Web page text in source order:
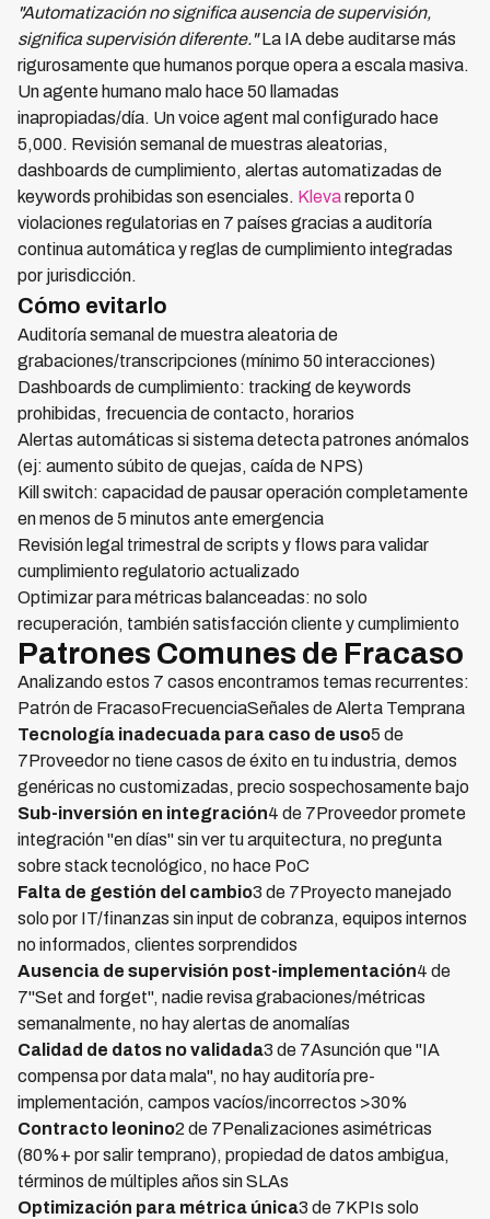
"Automatización no significa ausencia de supervisión,
significa supervisión diferente."La IA debe auditarse más
rigurosamente que humanos porque opera a escala masiva.
Un agente humano malo hace 50 llamadas
inapropiadas/día. Un voice agent mal configurado hace
5,000. Revisión semanal de muestras aleatorias,
dashboards de cumplimiento, alertas automatizadas de
keywords prohibidas son esenciales. Klevareporta 0
violaciones regulatorias en 7 países gracias a auditoría
continua automática y reglas de cumplimiento integradas
por jurisdicción.
Cómo evitarlo
Auditoría semanal de muestra aleatoria de
grabaciones/transcripciones (mínimo 50 interacciones)
Dashboards de cumplimiento: tracking de keywords
prohibidas, frecuencia de contacto, horarios
Alertas automáticas si sistema detecta patrones anómalos
(ej: aumento súbito de quejas, caída de NPS)
Kill switch: capacidad de pausar operación completamente
en menos de 5 minutos ante emergencia
Revisión legal trimestral de scripts y flows para validar
cumplimiento regulatorio actualizado
Optimizar para métricas balanceadas: no solo
recuperación, también satisfacción cliente y cumplimiento
Patrones Comunes de Fracaso
Analizando estos 7 casos encontramos temas recurrentes:
Patrón de FracasoFrecuenciaSeñales de Alerta Temprana
Tecnología inadecuada para caso de uso5 de
7Proveedor no tiene casos de éxito en tu industria, demos
genéricas no customizadas, precio sospechosamente bajo
Sub-inversión en integración4 de 7Proveedor promete
integración "en días" sin ver tu arquitectura, no pregunta
sobre stack tecnológico, no hace PoC
Falta de gestión del cambio3 de 7Proyecto manejado
solo por IT/finanzas sin input de cobranza, equipos internos
no informados, clientes sorprendidos
Ausencia de supervisión post-implementación4 de
7"Set and forget", nadie revisa grabaciones/métricas
semanalmente, no hay alertas de anomalías
Calidad de datos no validada3 de 7Asunción que "IA
compensa por data mala", no hay auditoría pre-
implementación, campos vacíos/incorrectos >30%
Contracto leonino2 de 7Penalizaciones asimétricas
(80%+ por salir temprano), propiedad de datos ambigua,
términos de múltiples años sin SLAs
Optimización para métrica única3 de 7KPIs solo